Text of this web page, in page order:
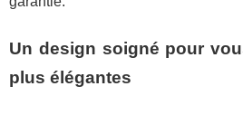
Un design soigné pour
plus élégantes